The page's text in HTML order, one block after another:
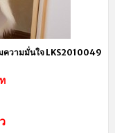
ความมั่นใจ LKS2010049